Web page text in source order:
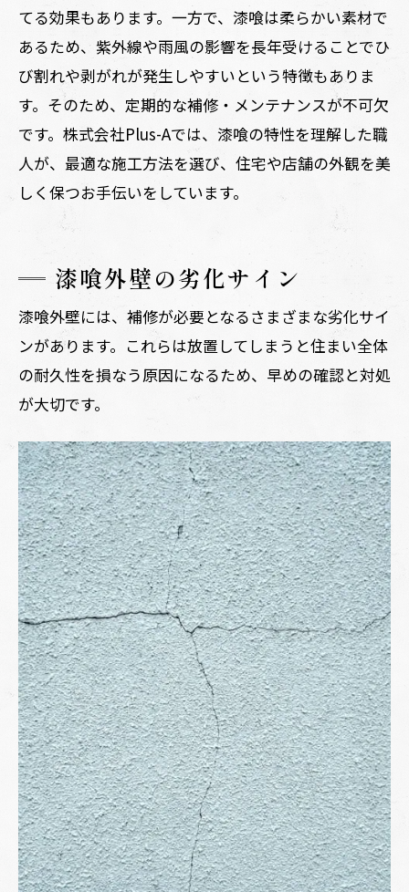
てる効果もあります。一方で、漆喰は柔らかい素材で
あるため、紫外線や雨風の影響を長年受けることでひ
び割れや剥がれが発生しやすいという特徴もありま
す。そのため、定期的な補修・メンテナンスが不可欠
です。株式会社Plus-Aでは、漆喰の特性を理解した職
人が、最適な施工方法を選び、住宅や店舗の外観を美
しく保つお手伝いをしています。
漆喰外壁の劣化サイン
漆喰外壁には、補修が必要となるさまざまな劣化サイ
ンがあります。これらは放置してしまうと住まい全体
の耐久性を損なう原因になるため、早めの確認と対処
が大切です。